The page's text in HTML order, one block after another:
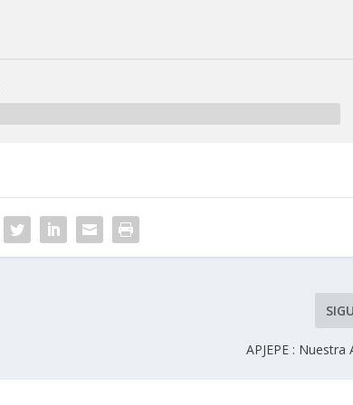
APJEPE : Nuestra